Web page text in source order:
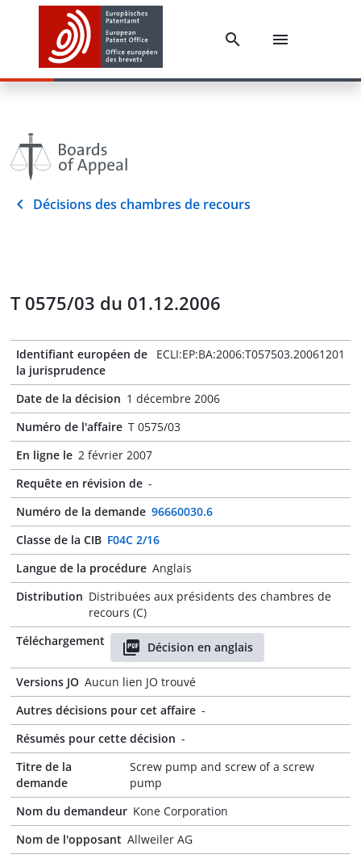
Décisions des chambres de recours
T 0575/03 du 01.12.2006
Identifiant européen de
la jurisprudence
ECLI:EP:BA:2006:T057503.20061201
Date de la décision 1 décembre 2006
Numéro de l'affaire T 0575/03
En ligne le 2 février 2007
Requête en révision de -
Numéro de la demande 96660030.6
Classe de la CIB F04C 2/16
Langue de la procédure Anglais
Distribution Distribuées aux présidents des chambres de
recours (C)
Téléchargement
Décision en anglais
Versions JO Aucun lien JO trouvé
Autres décisions pour cet affaire -
Résumés pour cette décision -
Titre de la
demande
Screw pump and screw of a screw
pump
Nom du demandeur Kone Corporation
Nom de l'opposant Allweiler AG